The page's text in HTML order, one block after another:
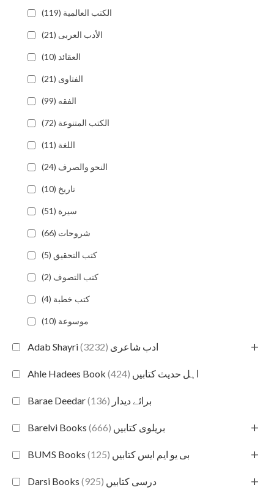
الكتب العالمية (119)
الأدب العربى (21)
العقائد (10)
الفتاوى (21)
الفقه (99)
الكتب المتنوعة (72)
اللغة (11)
النحو والصرف (24)
تاريخ (10)
سيرة (51)
شروحات (66)
كتب التحقيق (5)
كتب التصوف (2)
كتب خطبة (4)
‎موسوعة (10)
Adab Shayri ادب شاعری (3232) +
Ahle Hadees Book اہل حدیث کتابیں (424)
Barae Deedar برائے دیدار (136)
Barelvi Books بریلوی کتابیں (666) +
BUMS Books بی یو ایم ایس کتابیں (125) +
Darsi Books درسی کتابیں (925) +